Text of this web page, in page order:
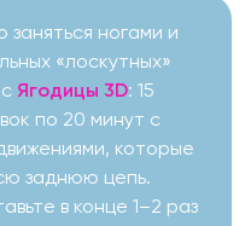
заняться ногами и
«лоскутных»
Ягодицы 3D: 15
по 20 минут с
которые
заднюю цепь.
в конце 1–2 раз